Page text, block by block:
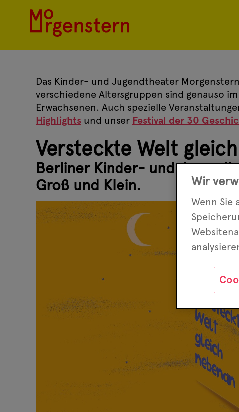
Das Kinder- und Jugendtheater
verschiedene Altersgruppen sind genauso
Erwachsenen. Auch spezielle
Highlights und unser Festival der 30
Versteckte Welt
Berliner Kinder- und
Groß und Klein.
Wir
Wenn Sie